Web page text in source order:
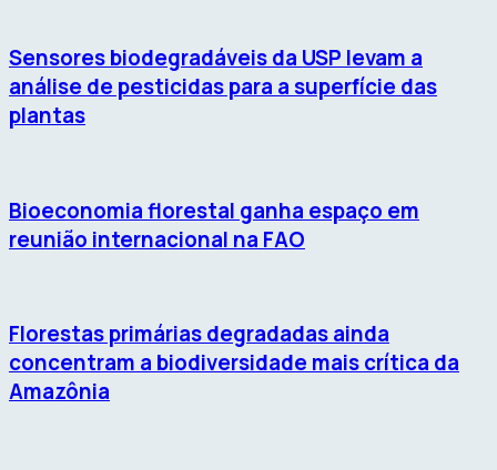
Sensores biodegradáveis da USP levam a
análise de pesticidas para a superfície das
plantas
Bioeconomia florestal ganha espaço em
reunião internacional na FAO
Florestas primárias degradadas ainda
concentram a biodiversidade mais crítica da
Amazônia